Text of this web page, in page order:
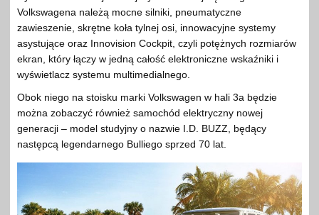
Volkswagena należą mocne silniki, pneumatyczne
zawieszenie, skrętne koła tylnej osi, innowacyjne systemy
asystujące oraz Innovision Cockpit, czyli potężnych rozmiarów
ekran, który łączy w jedną całość elektroniczne wskaźniki i
wyświetlacz systemu multimedialnego.
Obok niego na stoisku marki Volkswagen w hali 3a będzie
można zobaczyć również samochód elektryczny nowej
generacji – model studyjny o nazwie I.D. BUZZ, będący
następcą legendarnego Bulliego sprzed 70 lat.